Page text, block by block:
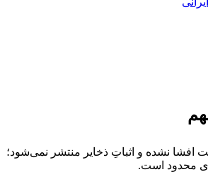
افشا نشده و اثباتِ ذخایر منتشر نمی‌شود؛
محدود است.